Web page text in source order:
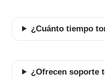
¿Cuánto tiempo
¿Ofrecen soporte